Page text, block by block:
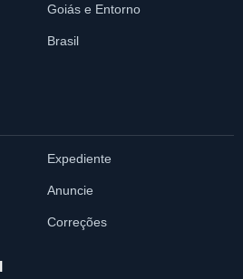
Goiás e Entorno
Brasil
Expediente
Anuncie
Correções